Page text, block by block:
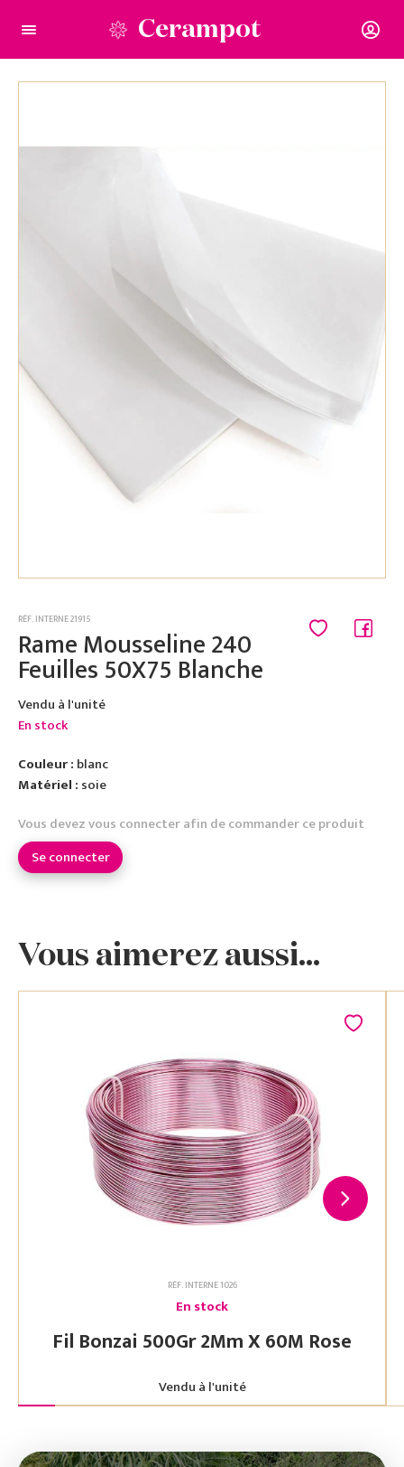
Cerampot
RÉF. INTERNE 21915
Rame Mousseline 240
Feuilles 50X75 Blanche
Vendu à l'unité
En stock
Couleur : blanc
Matériel : soie
Vous devez vous connecter afin de commander ce produit
Se connecter
Vous aimerez aussi...
RÉF. INTERNE 1026
En stock
Fil Bonzai 500Gr 2Mm X 60M Rose
Vendu à l'unité